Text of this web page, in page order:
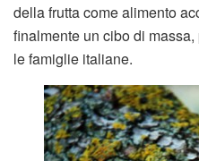
della frutta come alimento
finalmente un cibo di
le famiglie italiane.